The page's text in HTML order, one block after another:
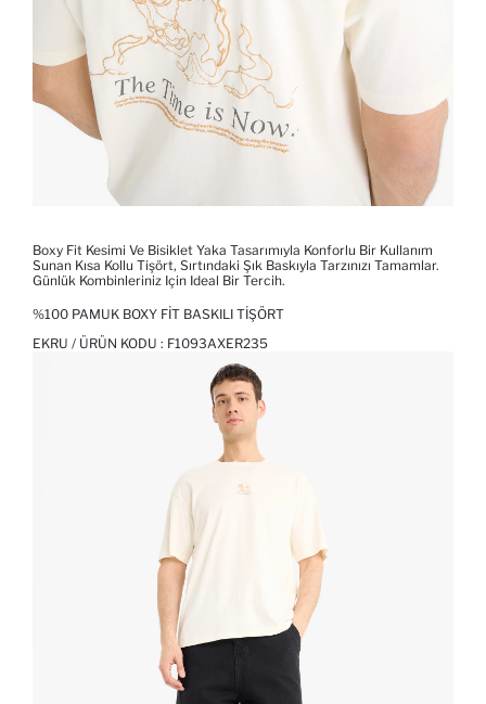
Boxy Fit Kesimi Ve Bisiklet Yaka Tasarımıyla Konforlu Bir Kullanım
Sunan Kısa Kollu Tişört, Sırtındaki Şık Baskıyla Tarzınızı Tamamlar.
Günlük Kombinleriniz Için Ideal Bir Tercih.
%100 PAMUK BOXY FIT BASKILI TIŞÖRT
EKRU / ÜRÜN KODU : F1093AXER235